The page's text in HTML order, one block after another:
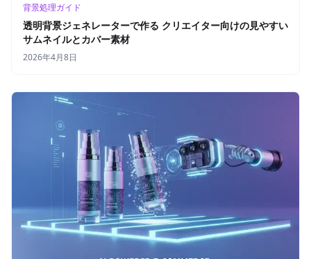
背景処理ガイド
透明背景ジェネレーターで作る クリエイター向けの見やすい
サムネイルとカバー素材
2026年4月8日